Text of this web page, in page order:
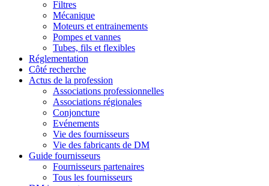
Filtres
Mécanique
Moteurs et entrainements
Pompes et vannes
Tubes, fils et flexibles
Réglementation
Côté recherche
Actus de la profession
Associations professionnelles
Associations régionales
Conjoncture
Evénements
Vie des fournisseurs
Vie des fabricants de DM
Guide fournisseurs
Fournisseurs partenaires
Tous les fournisseurs